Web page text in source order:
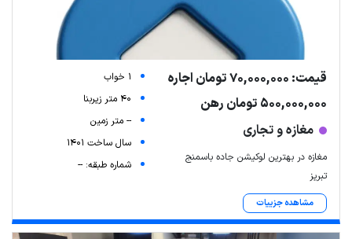
قیمت: 70,000,000 تومان اجاره
500,000,000 تومان رهن
مغازه و تجاری
مغازه در بهترین لوکیشن جاده باسمنج
تبریز
مشاهده جزییات
1 خواب
40 متر زیربنا
-- متر زمین
سال ساخت 1401
شماره طبقه: --